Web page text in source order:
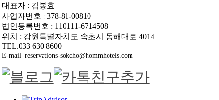
대표자 : 김봉효
사업자번호 : 378-81-00810
법인등록번호 : 110111-6714508
위치 : 강원특별자치도 속초시 동해대로 4014
TEL.033 630 8600
E-mail. reservations-sokcho@hommhotels.com